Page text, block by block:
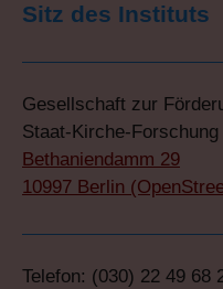
Sitz des Instituts
Gesellschaft zur
Staat-Kirche-Forschung
Bethaniendamm 29
10997 Berlin
Telefon: (030) 22 49 68